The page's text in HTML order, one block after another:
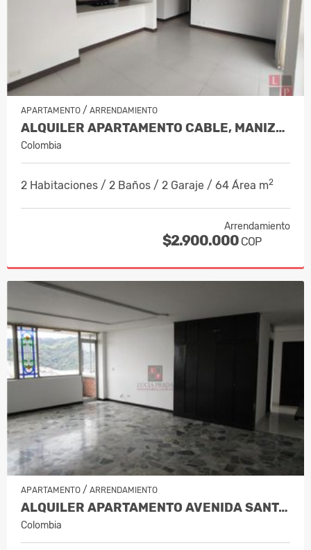
APARTAMENTO / ARRENDAMIENTO
ALQUILER APARTAMENTO CABLE, MANIZALES…
Colombia
2 Habitaciones / 2 Baños / 2 Garaje / 64 Área m2
Arrendamiento
$2.900.000 COP
APARTAMENTO / ARRENDAMIENTO
ALQUILER APARTAMENTO AVENIDA SANTAND…
Colombia